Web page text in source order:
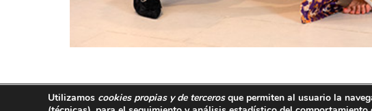
667 749 479
Utilizamos cookies propias y de tercerosque permiten al usuario la